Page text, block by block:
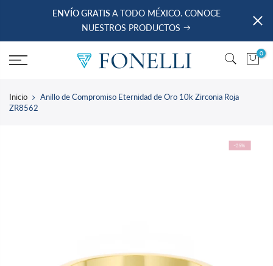
ENVÍO GRATIS A TODO MÉXICO. CONOCE
NUESTROS PRODUCTOS
0
Inicio
Anillo de Compromiso Eternidad de Oro 10k Zirconia Roja
ZR8562
-25%